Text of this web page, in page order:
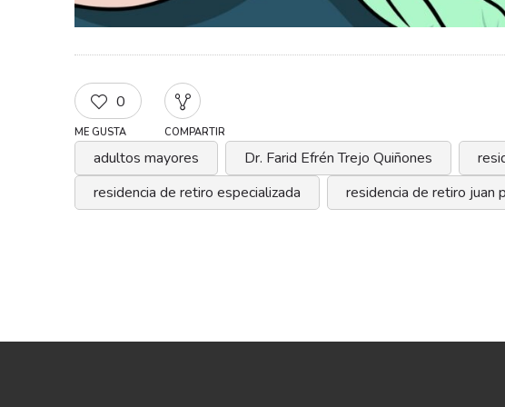
0
ME GUSTA COMPARTIR
adultos mayores Dr. Farid Efrén Trejo Quiñones
residencia de retiro especializada
residencia de retiro juan